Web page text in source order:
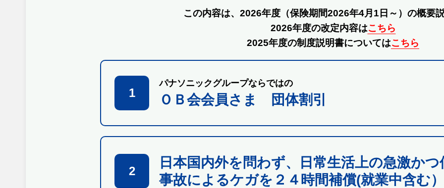
この内容は、2026年度 （保険期間2026年4月1日～）の概要説
2026年度の改定内容はこちら
2025年度の制度説明書についてはこちら
1
パナソニックグループならではの
ＯＢ会会員さま 団体割引
2
日本国内外を問わず、日常生活上の急激か
事故によるケガを２４時間補償(就業中含む）